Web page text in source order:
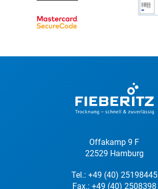
Offakamp 9 F
22529 Hamburg
Tel.: +49 (40) 25198445
Fax.: +49 (40) 2508398